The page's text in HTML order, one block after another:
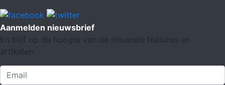
Aanmelden nieuwsbrief
En blijf op de hoogte van de nieuwste features en
artikelen